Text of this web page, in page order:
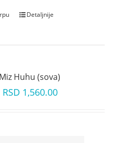
Detaljnije
Huhu (sova)
RSD 1,560.00